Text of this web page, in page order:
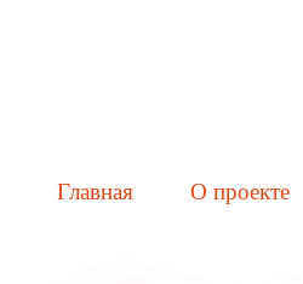
Main menu
Skip
Главная О проекте